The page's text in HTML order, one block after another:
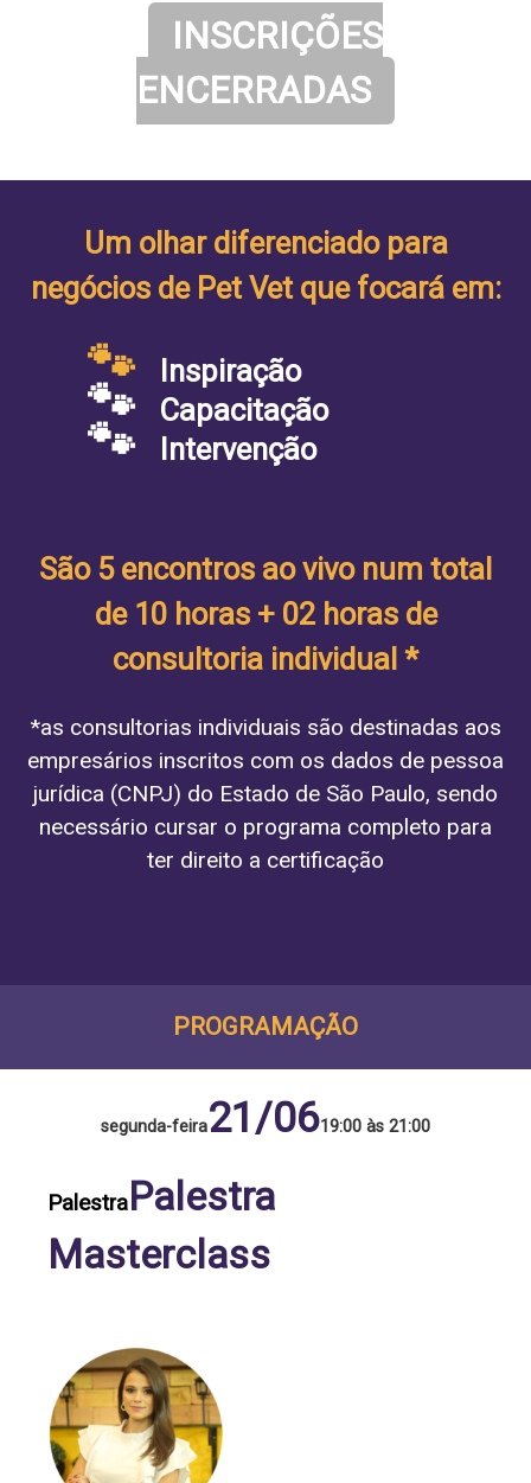
INSCRIÇÕES
ENCERRADAS
Um olhar diferenciado para
negócios de Pet Vet que focará em:
🐾 Inspiração
🐾 Capacitação
🐾 Intervenção
São 5 encontros ao vivo num total
de 10 horas + 02 horas de
consultoria individual *
*as consultorias individuais são destinadas aos
empresários inscritos com os dados de pessoa
jurídica (CNPJ) do Estado de São Paulo, sendo
necessário cursar o programa completo para
ter direito a certificação
PROGRAMAÇÃO
segunda-feira21/0619:00 às 21:00
Palestra Palestra
Masterclass